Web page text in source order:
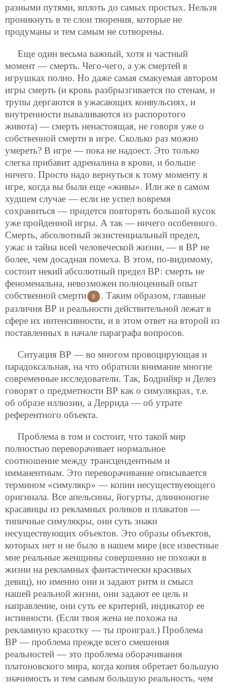
разными путями, вплоть до самых простых. Нельзя
проникнуть в те слои творения, которые не
продуманы и тем самым не сотворены.
Еще один весьма важный, хотя и частный
момент — смерть. Чего-чего, а уж смертей в
игрушках полно. Но даже самая смакуемая автором
игры смерть (и кровь разбрызгивается по стенам, и
трупы дергаются в ужасающих конвульсиях, и
внутренности вываливаются из распоротого
живота) — смерть ненастоящая, не говоря уже о
собственной смерти в игре. Сколько раз можно
умереть? В игре — пока не надоест. Это только
слегка прибавит адреналина в крови, и больше
ничего. Просто надо вернуться к тому моменту в
игре, когда вы были еще «живы». Или же в самом
худшем случае — если не успел вовремя
сохраниться — придется повторять большой кусок
уже пройденной игры. А так — ничего особенного.
Смерть, абсолютный экзистенциальный предел,
ужас и тайна всей человеческой жизни, — в ВР не
более, чем досадная помеха. В этом, по-видимому,
состоит некий абсолютный предел ВР: смерть не
феноменальна, невозможен полноценный опыт
собственной смерти
8
. Таким образом, главные
различия ВР и реальности действительной лежат в
сфере их интенсивности, и в этом ответ на второй из
поставленных в начале параграфа вопросов.
Ситуация ВР — во многом провоцирующая и
парадоксальная, на что обратили внимание многие
современные исследователи. Так, Бодрийяр и Делез
говорят о предметности ВР как о симулякрах, т.е.
об образе иллюзии, а Деррида — об утрате
референтного объекта.
Проблема в том и состоит, что такой мир
полностью переворачивает нормальное
соотношение между трансцендентным и
имманентным. Это переворачивание описывается
термином «симулякр» — копии несуществуеющего
оригинала. Все апельсины, йогурты, длинноногие
красавицы из рекламных роликов и плакатов —
типичные симулякры, они суть знаки
несуществующих объектов. Это образы объектов,
которых нет и не было в нашем мире (все известные
мне реальные женщины совершенно не похожи в
жизни на рекламных фантастически красивых
девиц), но именно они и задают ритм и смысл
нашей реальной жизни, они задают ее цель и
направление, они суть ее критерий, индикатор ее
истинности. (Если твоя жена не похожа на
рекламную красотку — ты проиграл.) Проблема
ВР — проблема прежде всего смешения
реальностей — это проблема оборачивания
платоновского мира, когда копия обретает большую
значимость и тем самым большую реальность, чем